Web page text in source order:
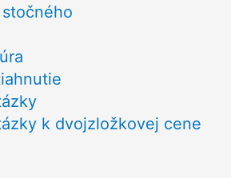
k dvojzložkovej cene